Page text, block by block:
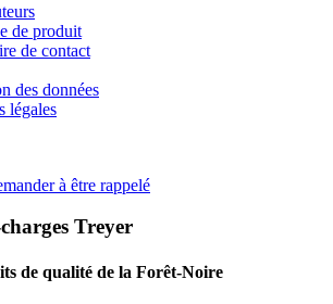
de produit
de contact
des données
légales
à être rappelé
Treyer
de qualité de la Forêt-Noire